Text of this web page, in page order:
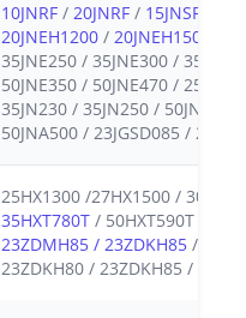
10JNRF / 20JNRF / 15JNSF950
20JNEH1200 / 20JNEH1500
35JNE250 / 35JNE300 /
50JNE350 / 50JNE470 /
35JN230 / 35JN250 / 50JN230
50JNA500 / 23JGSD085 /
25HX1300 /27HX1500 /
35HXT780T / 50HXT590T /
23ZDMH85 / 23ZDKH85 /
23ZDKH80 / 23ZDKH85 /